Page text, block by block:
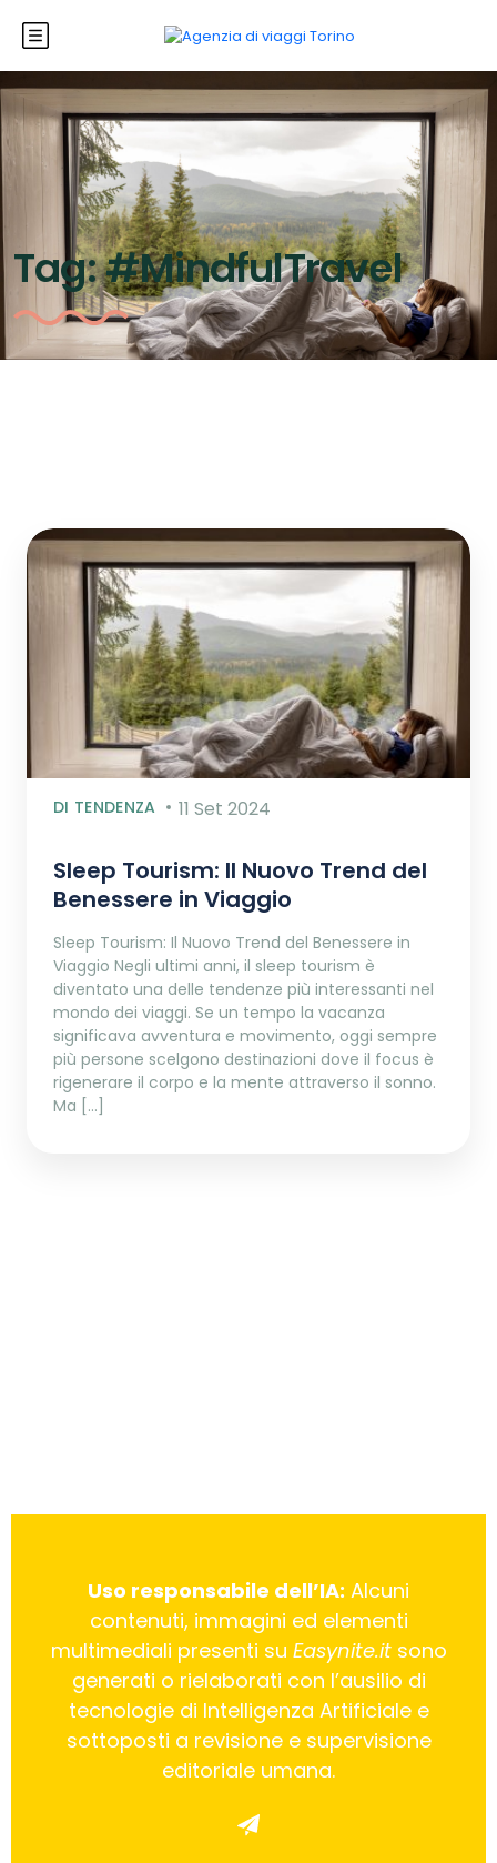
Tag:#MindfulTravel
DI TENDENZA 11 Set 2024
Sleep Tourism: Il Nuovo Trend del
Benessere in Viaggio
Sleep Tourism: Il Nuovo Trend del Benessere in
Viaggio Negli ultimi anni, il sleep tourism è
diventato una delle tendenze più interessanti nel
mondo dei viaggi. Se un tempo la vacanza
significava avventura e movimento, oggi sempre
più persone scelgono destinazioni dove il focus è
rigenerare il corpo e la mente attraverso il sonno.
Ma […]
Uso responsabile dell’IA: Alcuni
contenuti, immagini ed elementi
multimediali presenti su Easynite.itsono
generati o rielaborati con l’ausilio di
tecnologie di Intelligenza Artificiale e
sottoposti a revisione e supervisione
editoriale umana.